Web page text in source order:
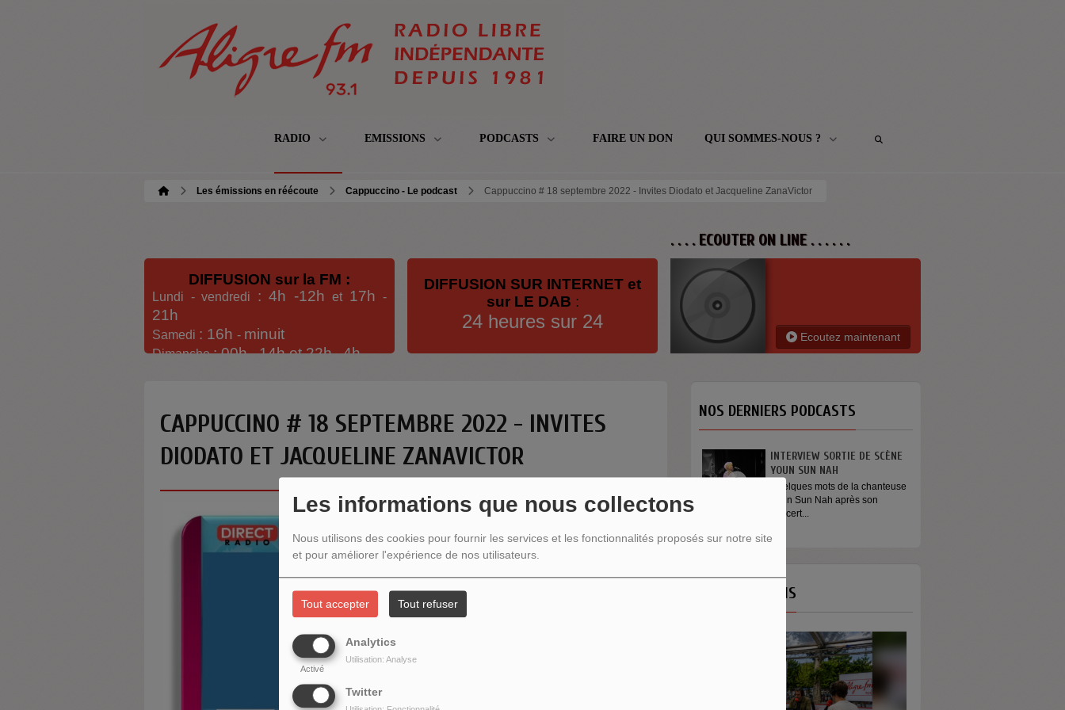
Les informations que nous collectons
Nous utilisons des cookies pour fournir les services et les fonctionnalités proposés sur notre site
et pour améliorer l'expérience de nos utilisateurs.
Tout accepter Tout refuser
Analytics
Activé
Utilisation: Analyse
Twitter
RADIO EMISSIONS PODCASTS FAIRE UN DON QUI SOMMES-NOUS ?
Les émissions en réécoute Cappuccino - Le podcast Cappuccino # 18 septembre 2022 - Invites Diodato et Jacqueline ZanaVictor
DIFFUSION sur la FM :
Lundi - vendredi : 4h -12h et 17h -
21h
Samedi : 16h - minuit
Dimanche: 00h -14h et 22h-4h
DIFFUSION SUR INTERNET et
sur LE DAB :
24 heures sur 24
. . . . ECOUTER ON LINE . . . . . .
Ecoutez maintenant
CAPPUCCINO # 18 SEPTEMBRE 2022 - INVITES
DIODATO ET JACQUELINE ZANAVICTOR
NOS DERNIERS PODCASTS
INTERVIEW SORTIE DE SCÈNE
YOUN SUN NAH
Quelques mots de la chanteuse
Youn Sun Nah après son
concert...
NOS ÉMISSIONS